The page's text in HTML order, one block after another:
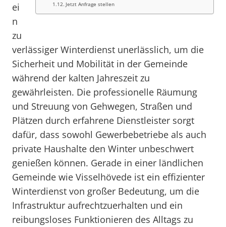
Jetzt Anfrage stellen
ei
n
zu
verlässiger Winterdienst unerlässlich, um die
Sicherheit und Mobilität in der Gemeinde
während der kalten Jahreszeit zu
gewährleisten. Die professionelle Räumung
und Streuung von Gehwegen, Straßen und
Plätzen durch erfahrene Dienstleister sorgt
dafür, dass sowohl Gewerbebetriebe als auch
private Haushalte den Winter unbeschwert
genießen können. Gerade in einer ländlichen
Gemeinde wie Visselhövede ist ein effizienter
Winterdienst von großer Bedeutung, um die
Infrastruktur aufrechtzuerhalten und ein
reibungsloses Funktionieren des Alltags zu